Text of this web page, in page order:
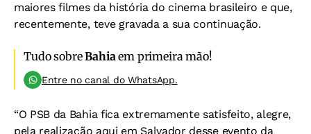
maiores filmes da história do cinema brasileiro e que,
recentemente, teve gravada a sua continuação.
Tudo sobreBahiaem primeira mão!
Entre no canal do WhatsApp.
“O PSB da Bahia fica extremamente satisfeito, alegre,
pela realização aqui em Salvador desse evento da